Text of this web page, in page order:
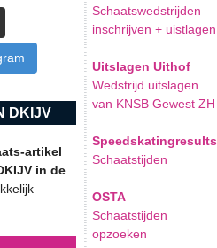
DKIJV
artikel
in de
Schaatswedstrijden
inschrijven + uistlagen
Uitslagen Uithof
Wedstrijd uitslagen
van KNSB Gewest ZH
Speedskatingresults
Schaatstijden
OSTA
Schaatstijden
opzoeken